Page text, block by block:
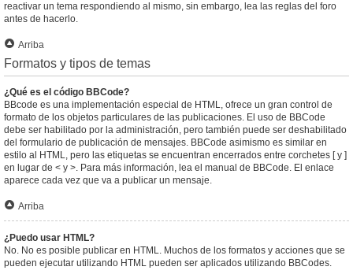
reactivar un tema respondiendo al mismo, sin embargo, lea las reglas del foro
antes de hacerlo.
Arriba
Formatos y tipos de temas
¿Qué es el código BBCode?
BBcode es una implementación especial de HTML, ofrece un gran control de
formato de los objetos particulares de las publicaciones. El uso de BBCode
debe ser habilitado por la administración, pero también puede ser deshabilitado
del formulario de publicación de mensajes. BBCode asimismo es similar en
estilo al HTML, pero las etiquetas se encuentran encerrados entre corchetes [ y ]
en lugar de < y >. Para más información, lea el manual de BBCode. El enlace
aparece cada vez que va a publicar un mensaje.
Arriba
¿Puedo usar HTML?
No. No es posible publicar en HTML. Muchos de los formatos y acciones que se
pueden ejecutar utilizando HTML pueden ser aplicados utilizando BBCodes.